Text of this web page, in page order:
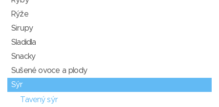
Rýže
Sirupy
Sladidla
Snacky
Sušené ovoce a plody
Sýr
Tavený sýr